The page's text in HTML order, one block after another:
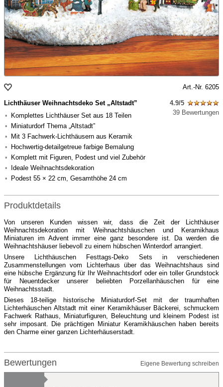
Art.-Nr. 6205
Lichthäuser Weihnachtsdeko Set „Altstadt”
Komplettes Lichthäuser Set aus 18 Teilen
Miniaturdorf Thema „Altstadt”
Mit 3 Fachwerk-Lichthäusern aus Keramik
Hochwertig-detailgetreue farbige Bemalung
Komplett mit Figuren, Podest und viel Zubehör
Ideale Weihnachtsdekoration
Podest 55 × 22 cm, Gesamthöhe 24 cm
4.9/5
39 Bewertungen
Produktdetails
Von unseren Kunden wissen wir, dass die Zeit der Lichthäuser
Weihnachtsdekoration mit Weihnachtshäuschen und Keramikhaus
Miniaturen im Advent immer eine ganz besondere ist. Da werden die
Weihnachtshäuser liebevoll zu einem hübschen Winterdorf arrangiert.
Unsere Lichthäuschen Festtags-Deko Sets in verschiedenen
Zusammenstellungen vom Lichterhaus über das Weihnachtshaus sind
eine hübsche Ergänzung für Ihr Weihnachtsdorf oder ein toller Grundstock
für Neuentdecker unserer beliebten Porzellanhäuschen für eine
Weihnachtsstadt.
Dieses 18-teilige historische Miniaturdorf-Set mit der traumhaften
Lichterhäuschen Altstadt mit einer Keramikhäuser Bäckerei, schmuckem
Fachwerk Rathaus, Miniaturfiguren, Beleuchtung und kleinem Podest ist
sehr imposant. Die prächtigen Miniatur Keramikhäuschen haben bereits
den Charme einer ganzen Lichterhäuserstadt.
Bewertungen Eigene Bewertung schreiben